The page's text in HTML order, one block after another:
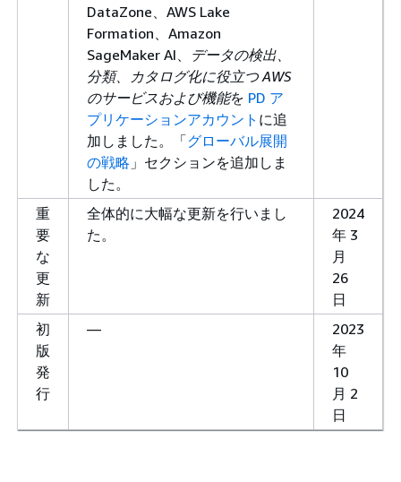
DataZone、AWS Lake
Formation、Amazon
SageMaker AI、 データの検出、
分類、カタログ化に役立つ AWS
のサービスおよび機能を PD ア
プリケーションアカウント に追
加しました。「グローバル展開
の戦略 」セクションを追加しま
した。
重
要
な
更
新
全体的に大幅な更新を行いまし
た。
2024
年 3
月
26
日
初
版
発
行
—
2023
年
10
月 2
日